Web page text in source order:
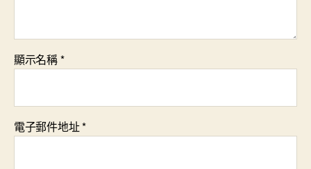
顯示名稱*
電子郵件地址*